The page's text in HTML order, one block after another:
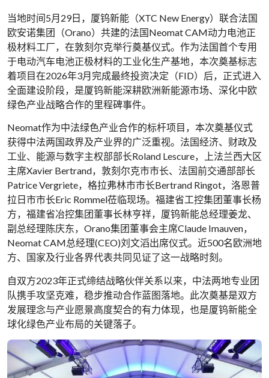
当地时间5月29日，厦钨新能（XTC New Energy）联合法国
欧安诺集团（Orano）共建的法国Neomat CAM动力电池正
极材料工厂，在敦刻尔克举行奠基仪式。作为法国首个专用
于电动汽车电池正极材料的工业化生产基地，本次奠基标志
着项目在2026年3月完成最终投资决定（FID）后，正式进入
全面建设阶段，是厦钨新能深耕欧洲新能源市场、深化中欧
绿色产业战略合作的里程碑事件。
Neomat作为中法绿色产业合作的标杆项目，本次奠基仪式
获得中法两国政界及产业界的广泛重视。法国经济、财政及
工业、能源与数字主权部部长Roland Lescure，上法兰西大区
主席Xavier Bertrand，敦刻尔克市市长、法国前交通部部长
Patrice Vergriete，格拉弗林市市长Bertrand Ringot，洛恩普
拉日市市长Eric Rommel莅临现场。福建省工控集团董事长杨
方，福建省冶控集团董事长林亨祥，厦钨新能总经理姜龙、
副总经理陈庆东，Orano集团董事会主席Claude Imauven，
Neomat CAM总经理(CEO)刘文滔出席仪式。近500名欧洲地
方、国家及行业各界代表共同见证了这一战略时刻。
自双方2023年正式缔结战略伙伴关系以来，中法两地专业团
队携手攻坚克难，稳步推动合作蓝图落地。此次奠基是双方
发展理念与产业愿景高度契合的有力体现，也是厦钨新能全
球化绿色产业布局的关键落子。